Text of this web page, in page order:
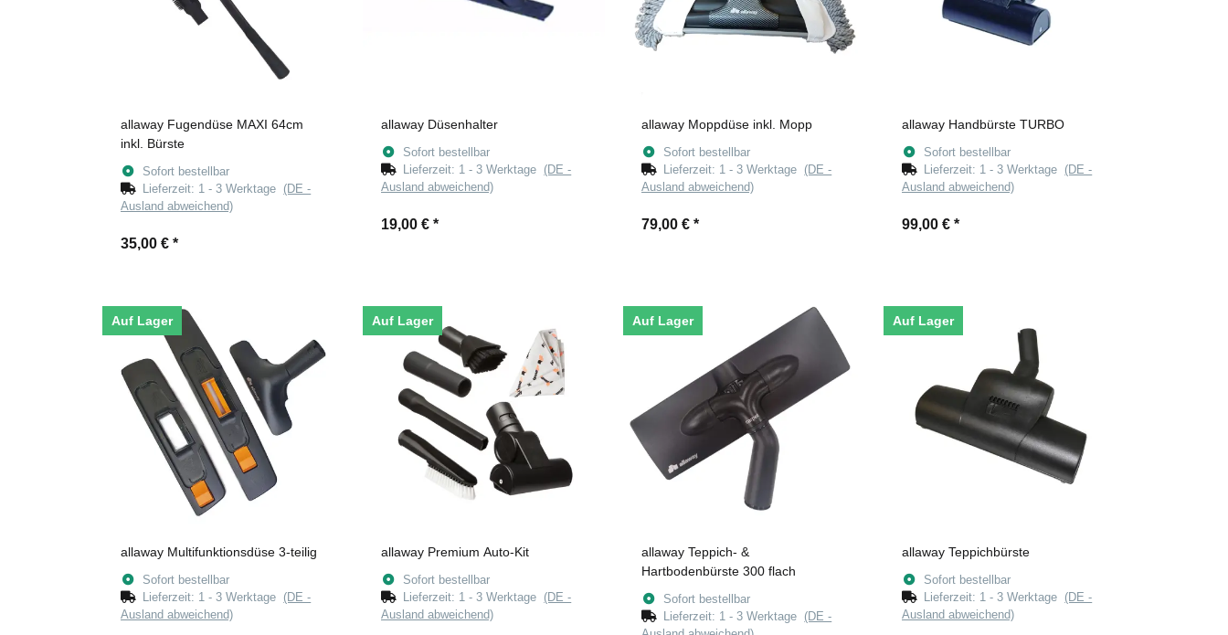
allaway Fugendüse MAXI 64cm
inkl. Bürste
Sofort bestellbar
Lieferzeit: 1 - 3 Werktage (DE -
Ausland abweichend)
35,00 € *
allaway Düsenhalter
Sofort bestellbar
Lieferzeit: 1 - 3 Werktage (DE -
Ausland abweichend)
19,00 € *
allaway Moppdüse inkl. Mopp
Sofort bestellbar
Lieferzeit: 1 - 3 Werktage (DE -
Ausland abweichend)
79,00 € *
allaway Handbürste TURBO
Sofort bestellbar
Lieferzeit: 1 - 3 Werktage (DE -
Ausland abweichend)
99,00 € *
Auf Lager
allaway Multifunktionsdüse 3-teilig
Sofort bestellbar
Lieferzeit: 1 - 3 Werktage (DE -
Ausland abweichend)
Auf Lager
allaway Premium Auto-Kit
Sofort bestellbar
Lieferzeit: 1 - 3 Werktage (DE -
Ausland abweichend)
Auf Lager
allaway Teppich- &
Hartbodenbürste 300 flach
Sofort bestellbar
Lieferzeit: 1 - 3 Werktage (DE -
Auf Lager
allaway Teppichbürste
Sofort bestellbar
Lieferzeit: 1 - 3 Werktage (DE -
Ausland abweichend)